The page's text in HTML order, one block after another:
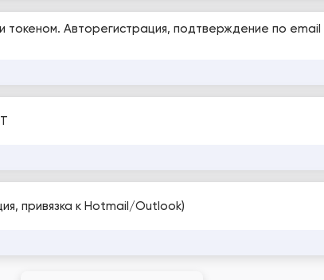
токеном. Авторегистрация, подтверждение по email
привязка к Hotmail/Outlook)